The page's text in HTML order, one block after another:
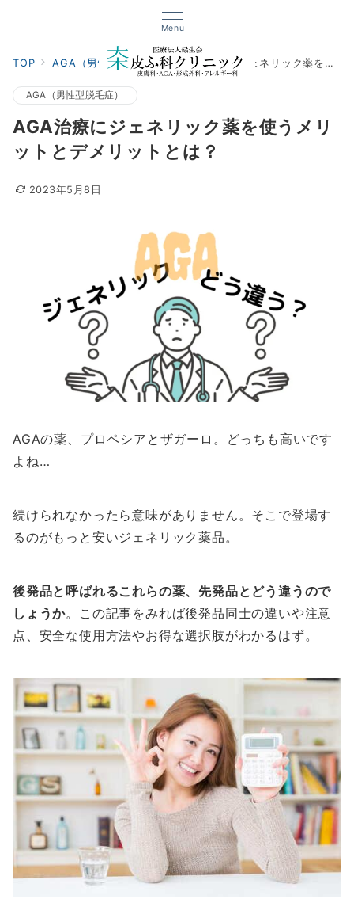
Menu
TOP AGA（男性型脱毛症） AGA治療にジェネリック薬を使うメリットとデメリットとは？
AGA（男性型脱毛症）
AGA治療にジェネリック薬を使うメリ
ットとデメリットとは？
2023年5月8日
AGAの薬、プロペシアとザガーロ。どっちも高いです
よね…
続けられなかったら意味がありません。そこで登場す
るのがもっと安いジェネリック薬品。
後発品と呼ばれるこれらの薬、先発品とどう違うので
しょうか。この記事をみれば後発品同士の違いや注意
点、安全な使用方法やお得な選択肢がわかるはず。